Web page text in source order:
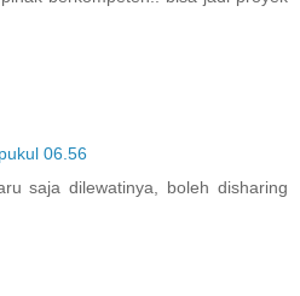
06.56
saja dilewatinya, boleh disharing